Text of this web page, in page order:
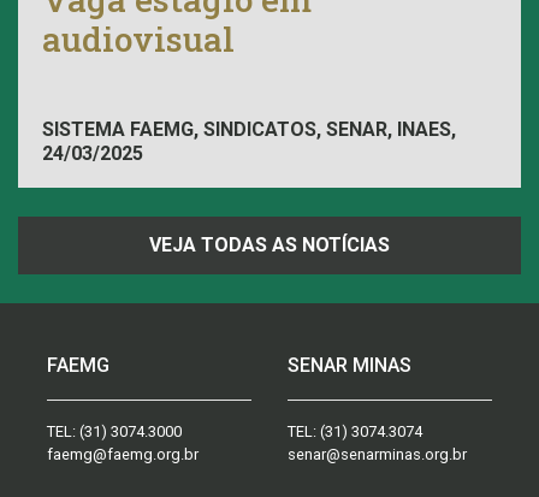
audiovisual
SISTEMA FAEMG, SINDICATOS, SENAR, INAES,
FAEMG
24/03/2025
VEJA TODAS AS NOTÍCIAS
FAEMG
TEL: (31) 3074.3000
faemg@faemg.org.br
SENAR MINAS
TEL: (31) 3074.3074
senar@senarminas.org.br